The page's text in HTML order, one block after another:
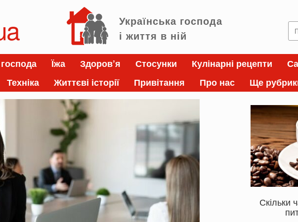
Українська господа
і життя в ній
for:
Їжа Здоров’я Стосунки Кулінарні рецепти
Техніка Життєві історії Привітання Про нас Ще
Скільки